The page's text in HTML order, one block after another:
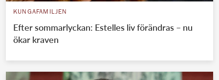
KUNGAFAMILJEN
Efter sommarlyckan: Estelles liv förändras – nu
ökar kraven